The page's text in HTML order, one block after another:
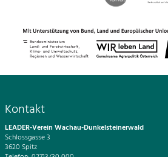
Kontakt
LEADER-Verein Wachau-Dunkelsteinerwald
Schlossgasse 3
3620 Spitz